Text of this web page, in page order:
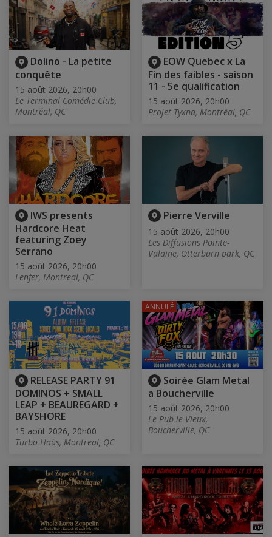
Dolino - La petite
conquête
15 août 2026, 20h00
Le Terminal Comédie Club,
Montréal, QC
EOW Quebec x La
Fin des faibles - saison
11 - 5e qualification
15 août 2026, 20h00
Projet Tyxna, Montréal, QC
IWS presents
Hardcore Heat
featuring Zoey
Serrano
15 août 2026, 20h00
Lenfer, Montreal, QC
Pierre Verville
15 août 2026, 20h00
Les Diffusions Pointe-
Valaine, Otterburn park, QC
RELEASE PARTY 91
DOMINOS + SMALL
LEAP + BEAUREGARD +
BAYSHORE
15 août 2026, 20h00
Turbo Haüs, Montreal, QC
Soirée Glam Metal
a Boucherville
15 août 2026, 20h00
Le Pub le Vieux,
Boucherville, QC
ANNULÉ